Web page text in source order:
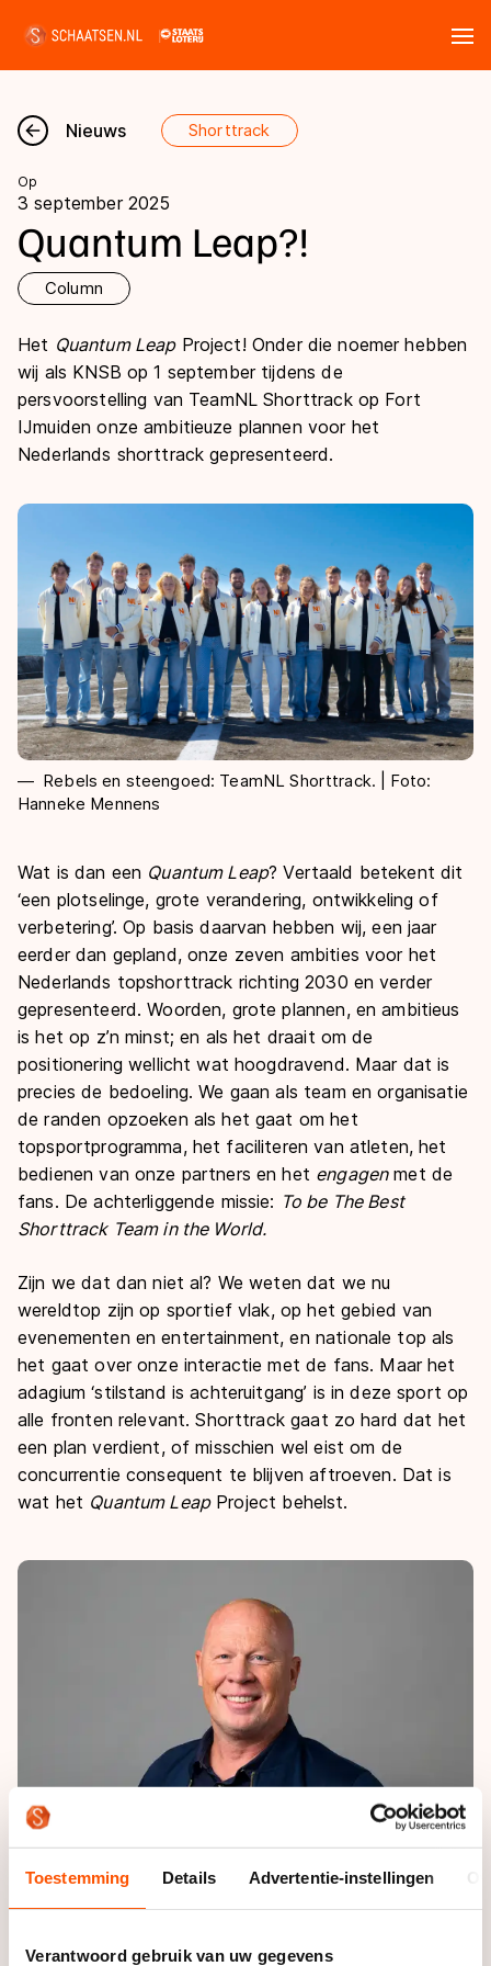
Toestemming Details Advertentie-instellingen
Verantwoord gebruik van uw gegevens
Nieuws
Kalender
Disciplines
Marathon
Langebaan
Shorttrack
Inlineskaten
Natuurijs
Uitslagen
Langebaan
Shorttrack
Kunstschaatsen
Tijden & historie
Persoonlijke records & tijden
Historie & statistiek
De weg op
Inschrijven wedstrijden
Algemene Nederlandse Schaatstijd
Deze zomer de weg op
Waar kan ik schaatsen en skaten?
Schaatsfans
Alles voor jou als schaatsfan
Evenementen
Tickets
Livestreams
Word schaatsfan!
Winacties
Olympische Spelen
Olympische Spelen
Medaille overzicht
Olympische uitslagen
Nieuws Shorttrack
Op
3 september 2025
Quantum Leap?!
Column
Het Quantum LeapProject! Onder die noemer hebben
wij als KNSB op 1 september tijdens de
persvoorstelling van TeamNL Shorttrack op Fort
IJmuiden onze ambitieuze plannen voor het
Nederlands shorttrack gepresenteerd.
Rebels en steengoed: TeamNL Shorttrack. | Foto:
Hanneke Mennens
Wat is dan een Quantum Leap? Vertaald betekent dit
‘een plotselinge, grote verandering, ontwikkeling of
verbetering’. Op basis daarvan hebben wij, een jaar
eerder dan gepland, onze zeven ambities voor het
Nederlands topshorttrack richting 2030 en verder
gepresenteerd. Woorden, grote plannen, en ambitieus
is het op z’n minst; en als het draait om de
positionering wellicht wat hoogdravend. Maar dat is
precies de bedoeling. We gaan als team en organisatie
de randen opzoeken als het gaat om het
topsportprogramma, het faciliteren van atleten, het
bedienen van onze partners en het engagenmet de
fans. De achterliggende missie: To be The Best
Shorttrack Team in the World.
Zijn we dat dan niet al? We weten dat we nu
wereldtop zijn op sportief vlak, op het gebied van
evenementen en entertainment, en nationale top als
het gaat over onze interactie met de fans. Maar het
adagium ‘stilstand is achteruitgang’ is in deze sport op
alle fronten relevant. Shorttrack gaat zo hard dat het
een plan verdient, of misschien wel eist om de
concurrentie consequent te blijven aftroeven. Dat is
wat het Quantum LeapProject behelst.